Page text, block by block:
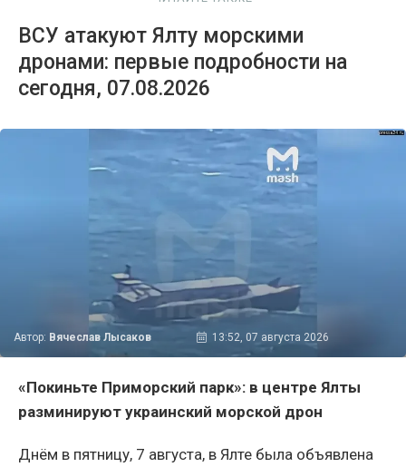
ВСУ атакуют Ялту морскими
дронами: первые подробности на
сегодня, 07.08.2026
Автор: Вячеслав Лысаков 13:52, 07 августа 2026
«Покиньте Приморский парк»: в центре Ялты
разминируют украинский морской дрон
Днём в пятницу, 7 августа, в Ялте была объявлена